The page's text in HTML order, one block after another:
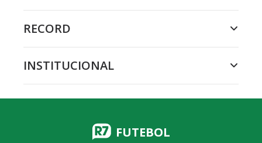
RECORD
INSTITUCIONAL
FUTEBOL